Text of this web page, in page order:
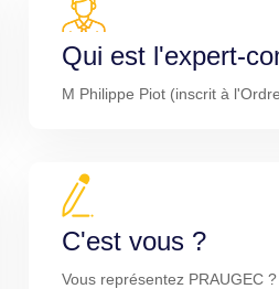
Qui est l'expert-
M Philippe Piot (inscrit à
C'est vous ?
Vous représentez PRAUGEC